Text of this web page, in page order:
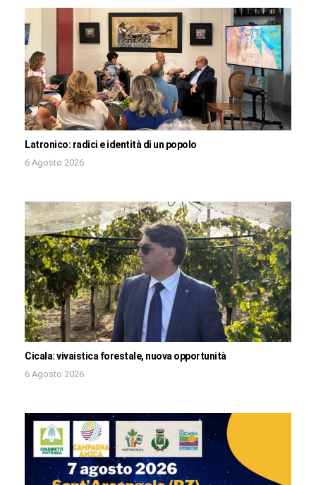
Latronico: radici e identità di un popolo
6 Agosto 2026
Cicala: vivaistica forestale, nuova opportunità
6 Agosto 2026